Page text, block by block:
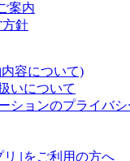
案内
方針
容について)
いについて
ションのプライバ
リ｣をご利用の方へ